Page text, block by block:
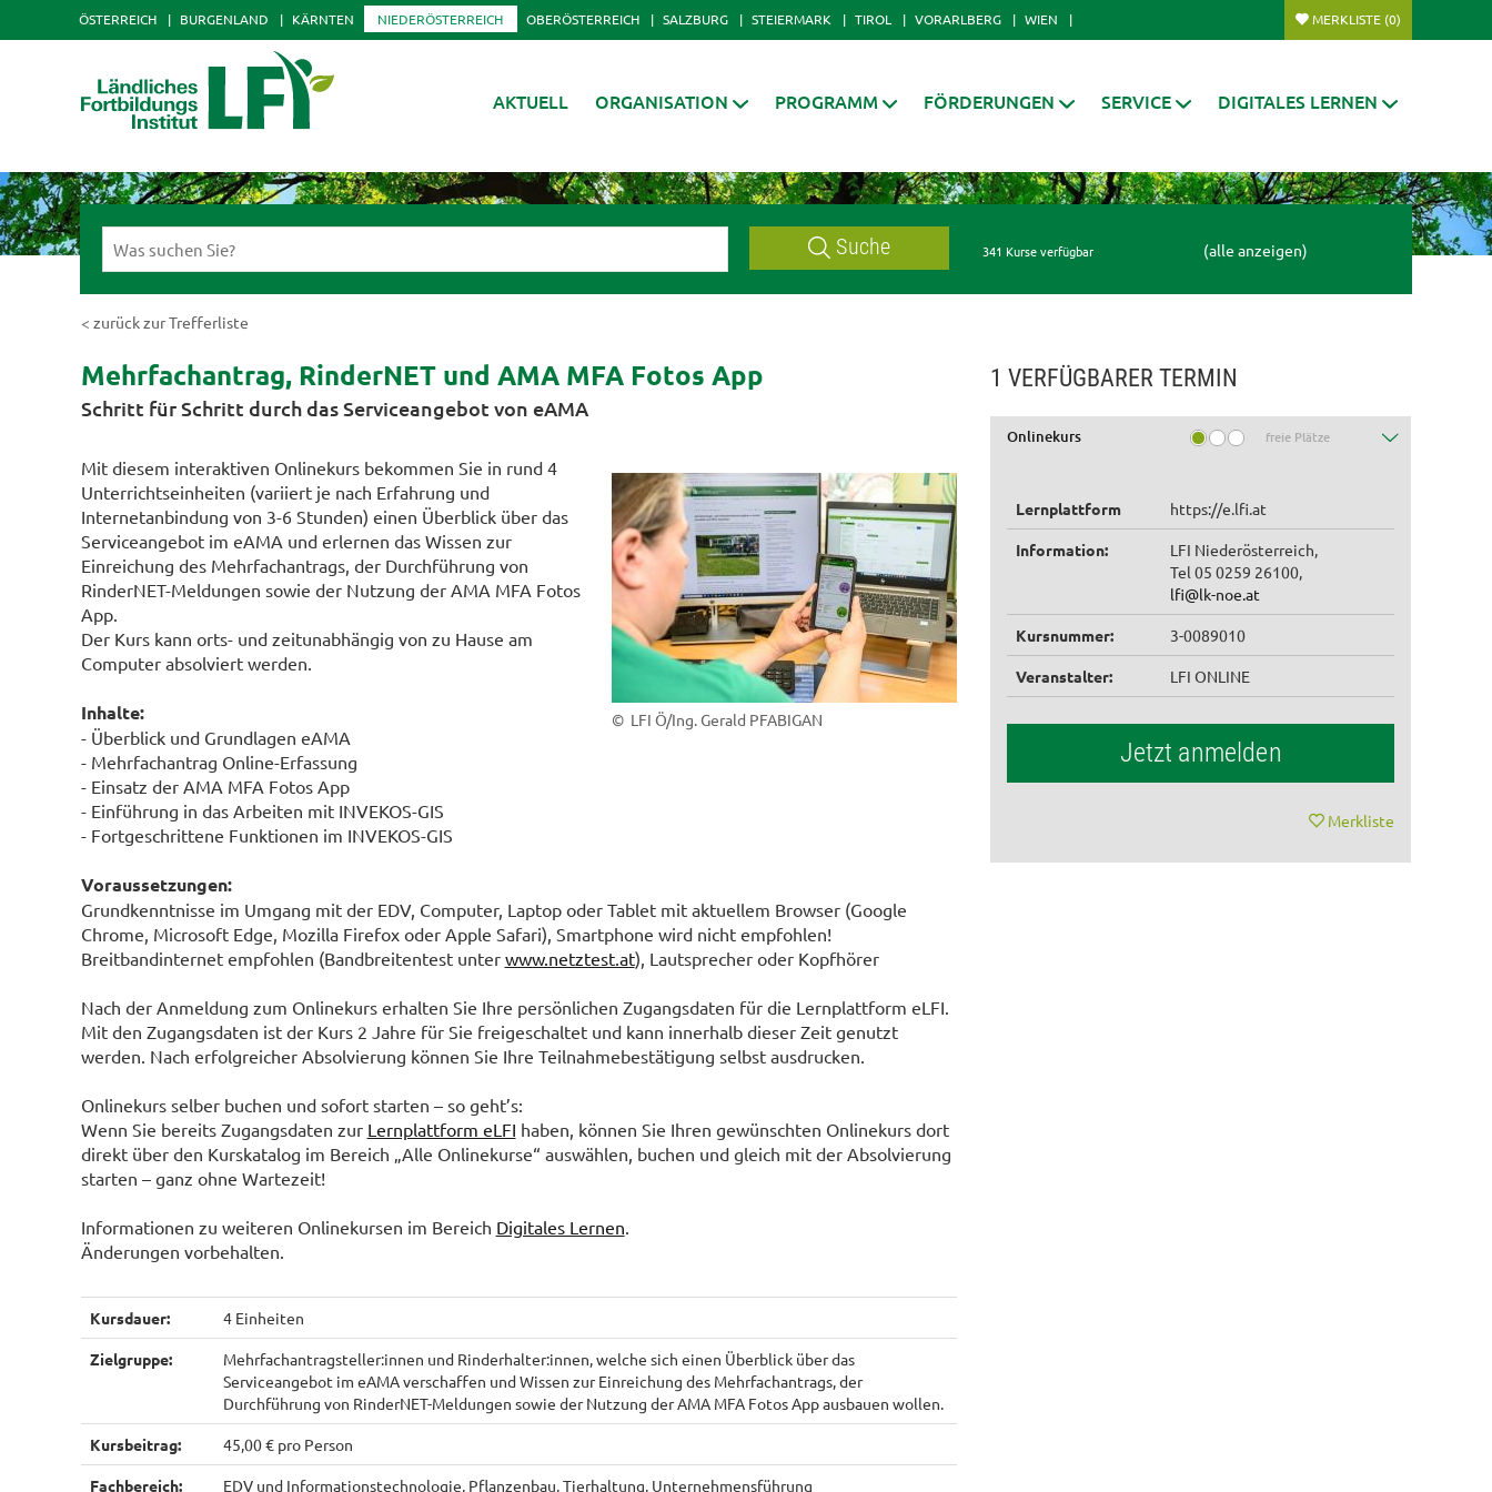
ÖSTERREICH BURGENLAND KÄRNTEN NIEDERÖSTERREICH OBERÖSTERREICH SALZBURG STEIERMARK TIROL VORARLBERG WIEN MERKLISTE (0)
AKTUELL ORGANISATION PROGRAMM FÖRDERUNGEN SERVICE DIGITALES LERNEN
Suche 341 Kurse verfügbar (alle anzeigen)
< zurück zur Trefferliste
Mehrfachantrag, RinderNET und AMA MFA Fotos App
Schritt für Schritt durch das Serviceangebot von eAMA
© LFI Ö/Ing. Gerald PFABIGAN
Mit diesem interaktiven Onlinekurs bekommen Sie in rund 4
Unterrichtseinheiten (variiert je nach Erfahrung und
Internetanbindung von 3-6 Stunden) einen Überblick über das
Serviceangebot im eAMA und erlernen das Wissen zur
Einreichung des Mehrfachantrags, der Durchführung von
RinderNET-Meldungen sowie der Nutzung der AMA MFA Fotos
App.
Der Kurs kann orts- und zeitunabhängig von zu Hause am
Computer absolviert werden.
Inhalte:
- Überblick und Grundlagen eAMA
- Mehrfachantrag Online-Erfassung
- Einsatz der AMA MFA Fotos App
- Einführung in das Arbeiten mit INVEKOS-GIS
- Fortgeschrittene Funktionen im INVEKOS-GIS
Voraussetzungen:
Grundkenntnisse im Umgang mit der EDV, Computer, Laptop oder Tablet mit aktuellem Browser (Google
Chrome, Microsoft Edge, Mozilla Firefox oder Apple Safari), Smartphone wird nicht empfohlen!
Breitbandinternet empfohlen (Bandbreitentest unter www.netztest.at), Lautsprecher oder Kopfhörer
Nach der Anmeldung zum Onlinekurs erhalten Sie Ihre persönlichen Zugangsdaten für die Lernplattform eLFI.
Mit den Zugangsdaten ist der Kurs 2 Jahre für Sie freigeschaltet und kann innerhalb dieser Zeit genutzt
werden. Nach erfolgreicher Absolvierung können Sie Ihre Teilnahmebestätigung selbst ausdrucken.
Onlinekurs selber buchen und sofort starten – so geht’s:
Wenn Sie bereits Zugangsdaten zur Lernplattform eLFI haben, können Sie Ihren gewünschten Onlinekurs dort
direkt über den Kurskatalog im Bereich „Alle Onlinekurse“ auswählen, buchen und gleich mit der Absolvierung
starten – ganz ohne Wartezeit!
Informationen zu weiteren Onlinekursen im Bereich Digitales Lernen.
Änderungen vorbehalten.
Kursdauer: 4 Einheiten
Zielgruppe:
Mehrfachantragsteller:innen und Rinderhalter:innen, welche sich einen Überblick über das
Serviceangebot im eAMA verschaffen und Wissen zur Einreichung des Mehrfachantrags, der
Durchführung von RinderNET-Meldungen sowie der Nutzung der AMA MFA Fotos App ausbauen wollen.
Kursbeitrag: 45,00 € pro Person
Fachbereich: EDV und Informationstechnologie, Pflanzenbau, Tierhaltung, Unternehmensführung
1 VERFÜGBARER TERMIN
Onlinekurs freie Plätze
Lernplattform https://e.lfi.at
Information:
LFI Niederösterreich,
Tel 05 0259 26100,
lfi@lk-noe.at
Kursnummer: 3-0089010
Veranstalter: LFI ONLINE
Jetzt anmelden
Merkliste